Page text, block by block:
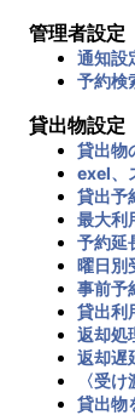
管理者設定
通知設
予約検
貸出物設定
貸出物
exel、
貸出予
最大利
予約延
曜日別
事前予
貸出利
返却処
返却遅
〈受
貸出物